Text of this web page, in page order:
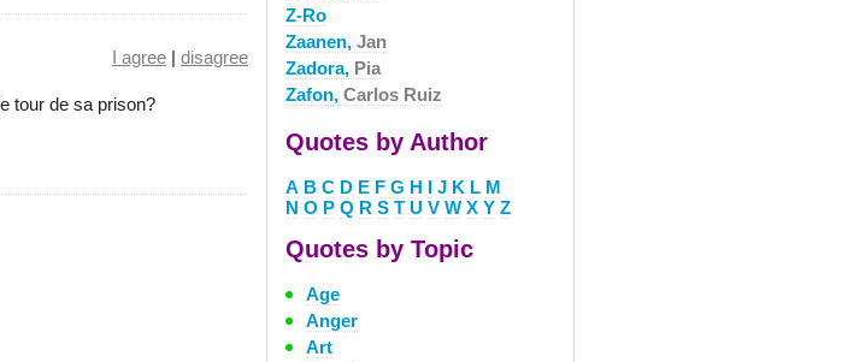
I agree | disagree
tour de sa prison?
Z-Ro
Zaanen, Jan
Zadora, Pia
Zafon, Carlos Ruiz
Quotes by Author
A B C D E F G H I J K L M
N O P Q R S T U V W X Y Z
Quotes by Topic
Age
Anger
Art